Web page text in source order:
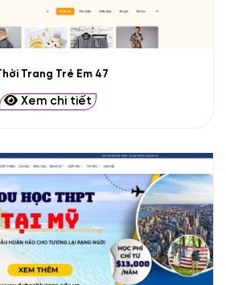
Trang Trẻ Em 47
Xem chi tiết